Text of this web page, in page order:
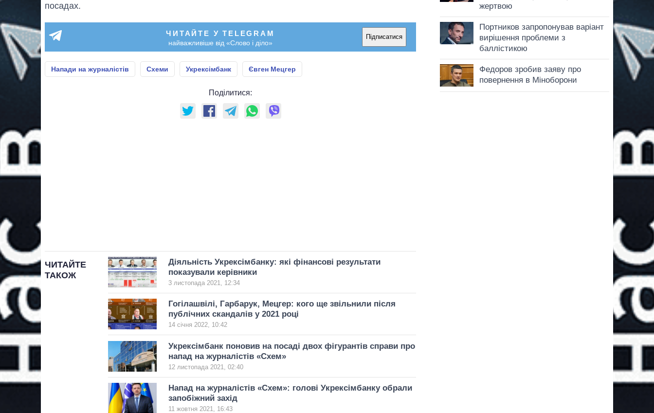
посадах.
ЧИТАЙТЕ У TELEGRAM
найважливіше від «Слово і діло»
Підписатися
Напади на журналістів Схеми Укрексімбанк Євген Мецгер
Поділитися:
ЧИТАЙТЕ
ТАКОЖ
Діяльність Укрексімбанку: які фінансові результати
показували керівники
3 листопада 2021, 12:34
Гогілашвілі, Гарбарук, Мецгер: кого ще звільнили після
публічних скандалів у 2021 році
14 січня 2022, 10:42
Укрексімбанк поновив на посаді двох фігурантів справи про
напад на журналістів «Схем»
12 листопада 2021, 02:40
Напад на журналістів «Схем»: голові Укрексімбанку обрали
запобіжний захід
11 жовтня 2021, 16:43